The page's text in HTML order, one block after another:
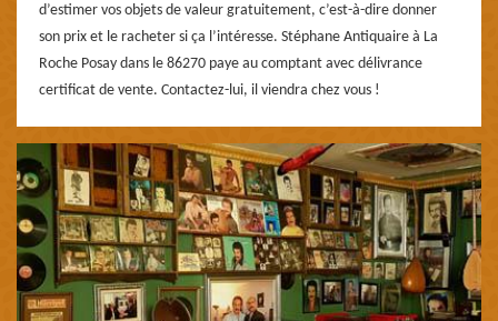
d’estimer vos objets de valeur gratuitement, c’est-à-dire donner
son prix et le racheter si ça l’intéresse. Stéphane Antiquaire à La
Roche Posay dans le 86270 paye au comptant avec délivrance
certificat de vente. Contactez-lui, il viendra chez vous !